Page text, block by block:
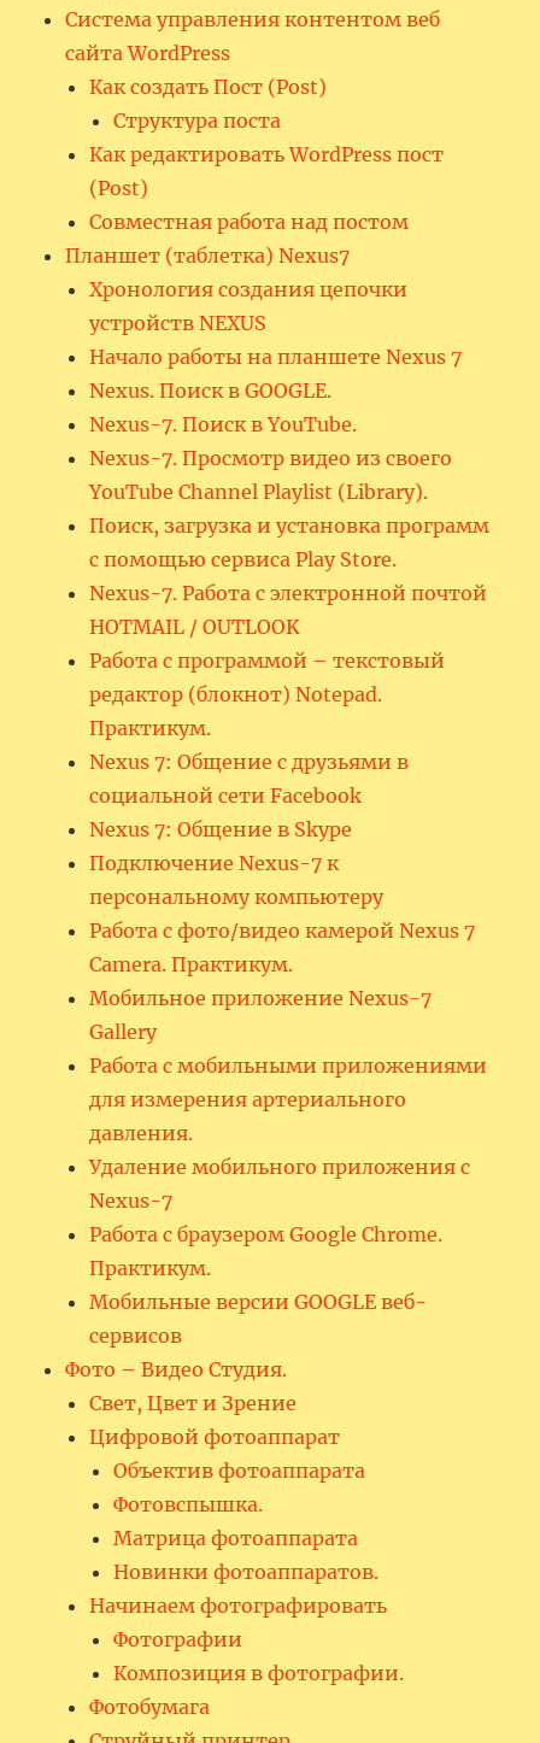
Система управления контентом веб
сайта WordPress
Как создать Пост (Post)
Структура поста
Как редактировать WordPress пост
(Post)
Совместная работа над постом
Планшет (таблетка) Nexus7
Хронология создания цепочки
устройств NEXUS
Начало работы на планшете Nexus 7
Nexus. Поиск в GOOGLE.
Nexus-7. Поиск в YouTube.
Nexus-7. Просмотр видео из своего
YouTube Channel Playlist (Library).
Поиск, загрузка и установка программ
с помощью сервиса Play Store.
Nexus-7. Работа с электронной почтой
HOTMAIL / OUTLOOK
Работа с программой – текстовый
редактор (блокнот) Notepad.
Практикум.
Nexus 7: Общение с друзьями в
социальной сети Facebook
Nexus 7: Общение в Skype
Подключение Nexus-7 к
персональному компьютеру
Работа с фото/видео камерой Nexus 7
Camera. Практикум.
Мобильное приложение Nexus-7
Gallery
Работа с мобильными приложениями
для измерения артериального
давления.
Удаление мобильного приложения с
Nexus-7
Работа с браузером Google Chrome.
Практикум.
Мобильные версии GOOGLE веб-
сервисов
Фото – Видео Студия.
Свет, Цвет и Зрение
Цифровой фотоаппарат
Объектив фотоаппарата
Фотовспышка.
Матрица фотоаппарата
Новинки фотоаппаратов.
Начинаем фотографировать
Фотографии
Композиция в фотографии.
Фотобумага